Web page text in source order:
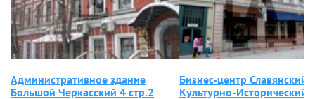
Административное здание
Большой Черкасский 4 стр.2
Бизнес-центр Славянский
Культурно-Исторический